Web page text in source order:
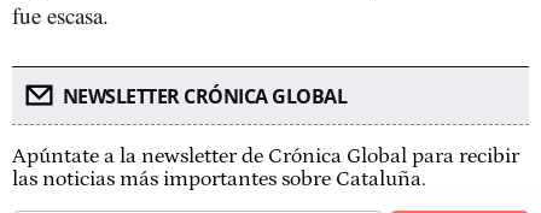
fue escasa.
NEWSLETTER CRÓNICA GLOBAL
Apúntate a la newsletter de Crónica Global para recibir
las noticias más importantes sobre Cataluña.